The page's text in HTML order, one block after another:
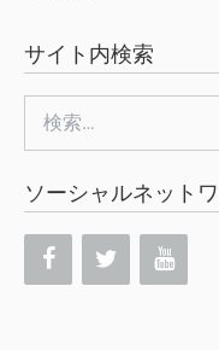
サイト内検索
索:
ソーシャルネット